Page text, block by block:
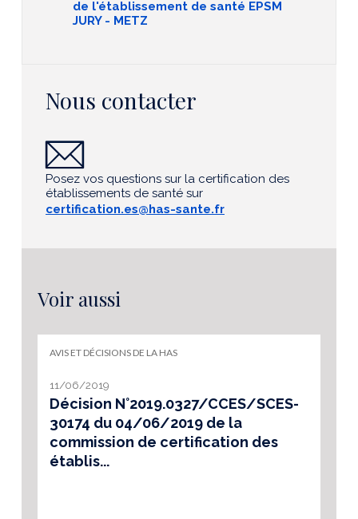
de l'établissement de santé EPSM
JURY - METZ
Nous contacter
Posez vos questions sur la certification des
établissements de santé sur
certification.es@has-sante.fr
Voir aussi
AVIS ET DÉCISIONS DE LA HAS
11/06/2019
Décision N°2019.0327/CCES/SCES-
30174 du 04/06/2019 de la
commission de certification des
établis...